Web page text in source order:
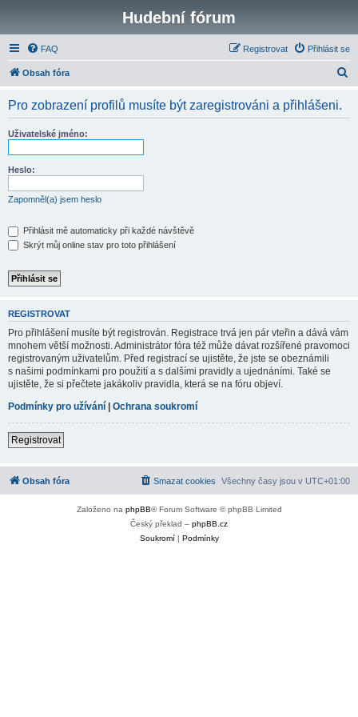
Hudební fórum
FAQ Přihlásit se
Registrovat
Obsah fóra
Pro zobrazení profilů musíte být zaregistrováni a přihlášeni.
Uživatelské jméno:
Heslo:
Zapomněl(a) jsem heslo
Přihlásit mě automaticky při každé návštěvě
Skrýt můj online stav pro toto přihlášení
REGISTROVAT
Pro přihlášení musíte být registrován. Registrace trvá jen pár vteřin a dává vám
mnohem větší možnosti. Administrátor fóra též může dávat rozšířené pravomoci
registrovaným uživatelům. Před registrací se ujistěte, že jste se obeznámili
s našimi podmínkami pro použití a s dalšími pravidly a ujednáními. Také se
ujistěte, že si přečtete jakákoliv pravidla, která se na fóru objeví.
Podmínky pro užívání | Ochrana soukromí
Registrovat
Obsah fóra Všechny časy jsou v UTC+01:00
Smazat cookies
Založeno na phpBB® Forum Software © phpBB Limited
Český překlad – phpBB.cz
Soukromí| Podmínky